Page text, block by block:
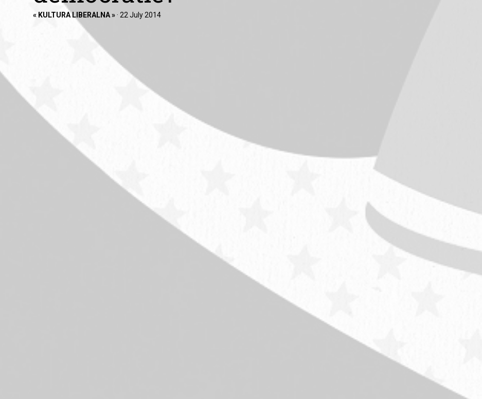
« KULTURA LIBERALNA » · 22 July 2014